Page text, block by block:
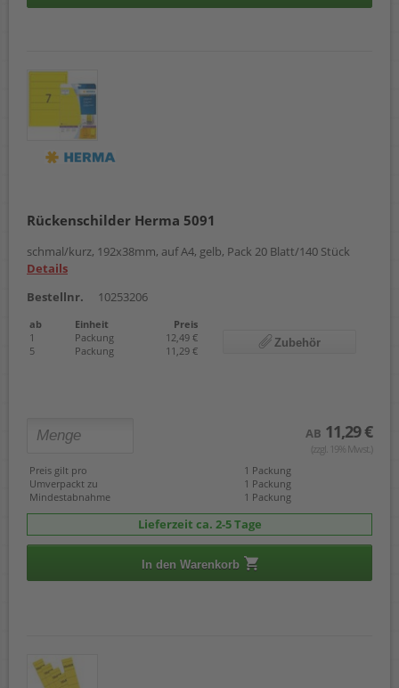
Rückenschilder Herma 5091
schmal/kurz, 192x38mm, auf A4, gelb, Pack 20 Blatt/140 Stück
Details
Bestellnr.
10253206
ab Einheit
Preis
1
Packung
12,49 €
5
Packung 11,29 €
Zubehör
AB 11,29 €
(zzgl. 19% Mwst.)
Preis gilt pro
1 Packung
Umverpackt zu
1 Packung
Mindestabnahme
1 Packung
Lieferzeit ca. 2-5 Tage
In den Warenkorb